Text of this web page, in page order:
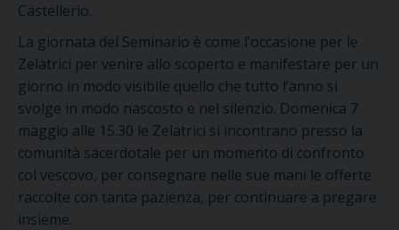
Castellerio.
La giornata del Seminario è come l’occasione per le
Zelatrici per venire allo scoperto e manifestare per un
giorno in modo visibile quello che tutto l’anno si
svolge in modo nascosto e nel silenzio. Domenica 7
maggio alle 15.30 le Zelatrici si incontrano presso la
comunità sacerdotale per un momento di confronto
col vescovo, per consegnare nelle sue mani le offerte
raccolte con tanta pazienza, per continuare a pregare
insieme.